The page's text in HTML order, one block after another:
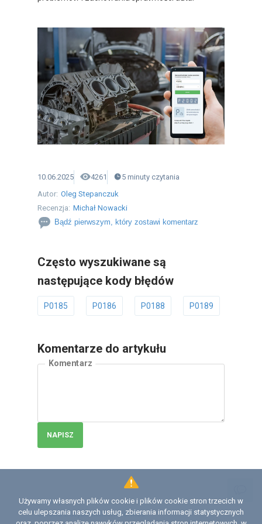
10.06.2025 4261 5 minuty czytania
Autor: Oleg Stepanczuk
Recenzja: Michał Nowacki
Bądź pierwszym, który zostawi komentarz
Często wyszukiwane są
następujące kody błędów
P0185 P0186 P0188 P0189
Komentarze do artykułu
Komentarz
NAPISZ
Używamy własnych plików cookie i plików cookie stron trzecich w
celu ulepszania naszych usług, zbierania informacji statystycznych
Licencja
Umowa z użytkownikiem serwisu